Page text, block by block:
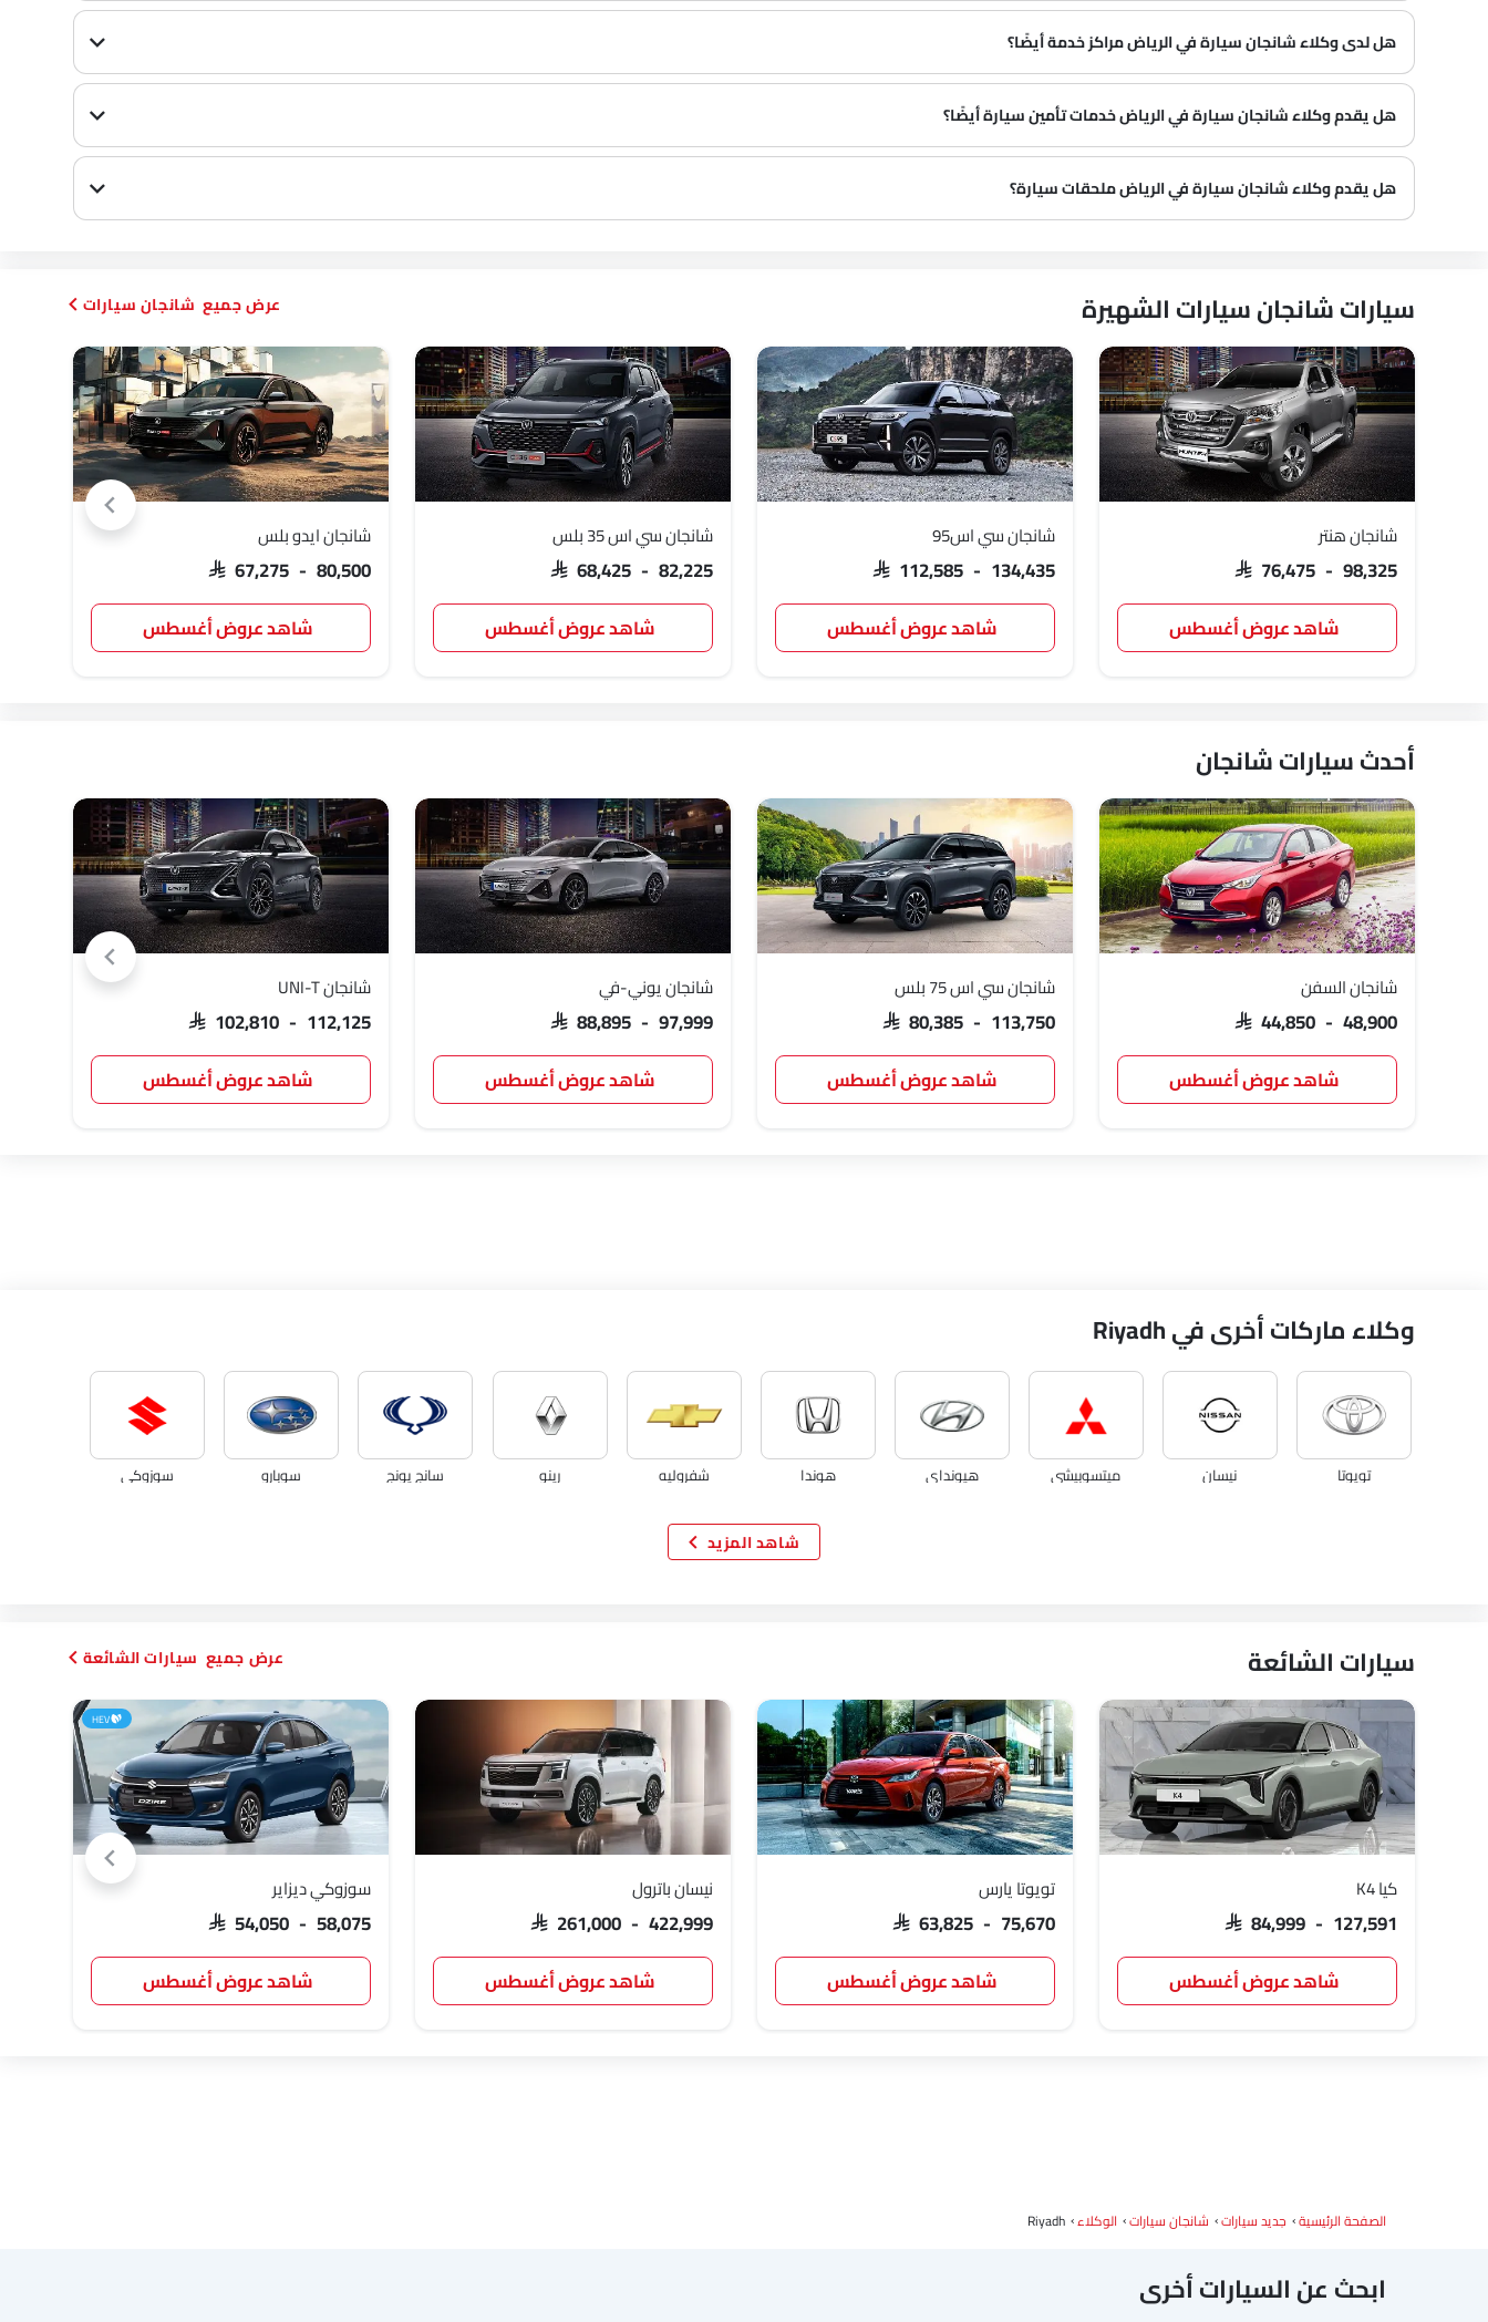
هل لدى وكلاء شانجان سيارة في الرياض‎ مراكز خدمة أيضًا؟
هل يقدم وكلاء شانجان سيارة في الرياض‎ خدمات تأمين سيارة أيضًا؟
هل يقدم وكلاء شانجان سيارة في الرياض‎ ملحقات سيارة؟
سيارات شانجان سيارات الشهيرة
شانجان هنتر
SAR 76,475 - 98,325
شاهد عروض أغسطس
شانجان سي اس95
SAR 112,585 - 134,435
شاهد عروض أغسطس
شانجان سي اس 35 بلس
SAR 68,425 - 82,225
شاهد عروض أغسطس
شانجان ايدو بلس
SAR 67,275 - 80,500
شاهد عروض أغسطس
شانجان سيارات
أحدث سيارات شانجان
شانجان السفن
SAR 44,850 - 48,900
شاهد عروض أغسطس
شانجان سي اس 75 بلس
SAR 80,385 - 113,750
شاهد عروض أغسطس
شانجان يوني-في
SAR 88,895 - 97,999
شاهد عروض أغسطس
شانجان UNI-T
SAR 102,810 - 112,125
شاهد عروض أغسطس
وكلاء ماركات أخرى في Riyadh
تويوتا نيسان ميتسوبيشي هيونداي هوندا شفروليه رينو سانج يونج سوبارو سوزوكي
شاهد المزيد
سيارات الشائعة
كيا K4
SAR 84,999 - 127,591
شاهد عروض أغسطس
تويوتا يارس
SAR 63,825 - 75,670
شاهد عروض أغسطس
نيسان باترول
SAR 261,000 - 422,999
شاهد عروض أغسطس
HEV
سوزوكي ديزاير
SAR 54,050 - 58,075
شاهد عروض أغسطس
سيارات الشائعة
الصفحة الرئيسية جديد سيارات شانجان سيارات الوكلاء Riyadh
ابحث عن السيارات أخرى